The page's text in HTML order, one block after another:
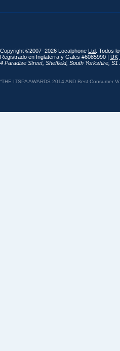
Copyright ©2007–2026 Localphone Ltd . Todos
Registrado en Inglaterra y Gales #6085990 | UK
4 Paradise Street, Sheffield, South Yorkshire S1
“THE ITSPA AWARDS 2014 AND Best Consumer